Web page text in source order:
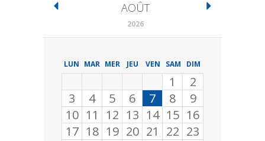
AOÛT
2026
LUN MAR MER JEU VEN SAM DIM
1
2
3
4 5 6 7 8
9
10 11 12 13 14 15 16
17 18 19 20 21 22 23